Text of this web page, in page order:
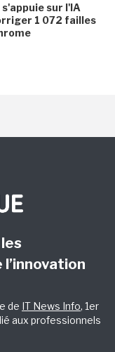
s'appuie sur l'IA
1 072 failles
de IT News Info, 1er
aux professionnels